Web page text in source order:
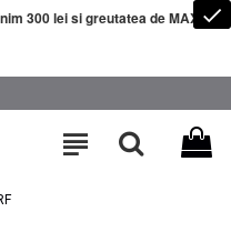
300 lei si greutatea de MAXIM 5